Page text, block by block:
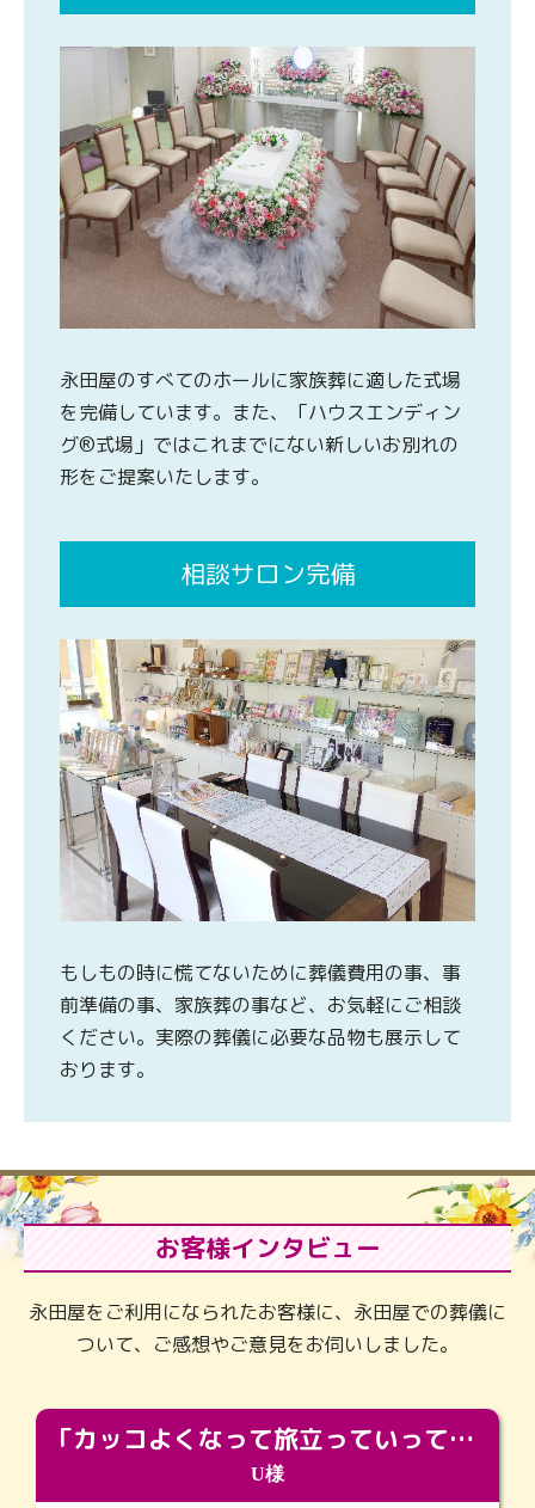
永田屋のすべてのホールに家族葬に適した式場
を完備しています。また、「ハウスエンディン
グ®式場」ではこれまでにない新しいお別れの
形をご提案いたします。
相談サロン完備
もしもの時に慌てないために葬儀費用の事、事
前準備の事、家族葬の事など、お気軽にご相談
ください。実際の葬儀に必要な品物も展示して
おります。
お客様インタビュー
永田屋をご利用になられたお客様に、永田屋での葬儀に
ついて、ご感想やご意見をお伺いしました。
「カッコよくなって旅立っていってくれました（笑）もっとカッコいいって言ってあげればよかったな」
U様